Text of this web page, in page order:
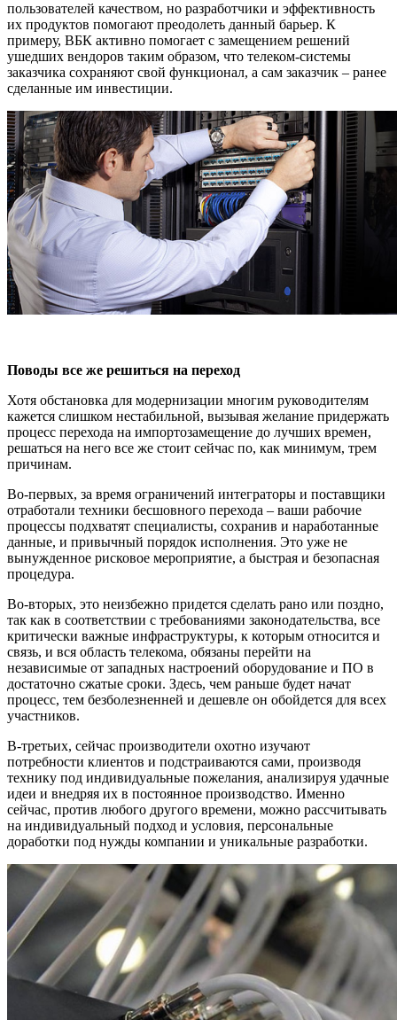
пользователей качеством, но разработчики и эффективность
их продуктов помогают преодолеть данный барьер. К
примеру, ВБК активно помогает с замещением решений
ушедших вендоров таким образом, что телеком-системы
заказчика сохраняют свой функционал, а сам заказчик – ранее
сделанные им инвестиции.
Поводы все же решиться на переход
Хотя обстановка для модернизации многим руководителям
кажется слишком нестабильной, вызывая желание придержать
процесс перехода на импортозамещение до лучших времен,
решаться на него все же стоит сейчас по, как минимум, трем
причинам.
Во-первых, за время ограничений интеграторы и поставщики
отработали техники бесшовного перехода – ваши рабочие
процессы подхватят специалисты, сохранив и наработанные
данные, и привычный порядок исполнения. Это уже не
вынужденное рисковое мероприятие, а быстрая и безопасная
процедура.
Во-вторых, это неизбежно придется сделать рано или поздно,
так как в соответствии с требованиями законодательства, все
критически важные инфраструктуры, к которым относится и
связь, и вся область телекома, обязаны перейти на
независимые от западных настроений оборудование и ПО в
достаточно сжатые сроки. Здесь, чем раньше будет начат
процесс, тем безболезненней и дешевле он обойдется для всех
участников.
В-третьих, сейчас производители охотно изучают
потребности клиентов и подстраиваются сами, производя
технику под индивидуальные пожелания, анализируя удачные
идеи и внедряя их в постоянное производство. Именно
сейчас, против любого другого времени, можно рассчитывать
на индивидуальный подход и условия, персональные
доработки под нужды компании и уникальные разработки.